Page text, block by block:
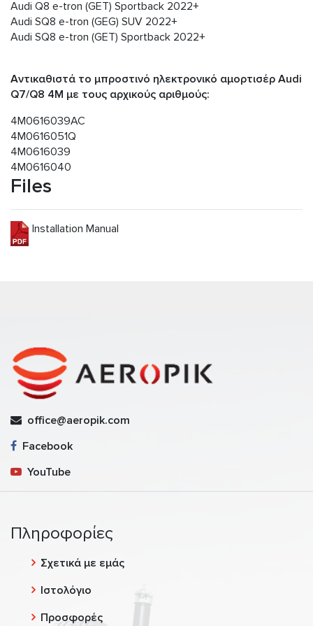
Audi Q8 e-tron (GET) Sportback 2022+
Audi SQ8 e-tron (GEG) SUV 2022+
Audi SQ8 e-tron (GET) Sportback 2022+
Αντικαθιστά το μπροστινό ηλεκτρονικό αμορτισέρ Audi
Q7/Q8 4M με τους αρχικούς αριθμούς:
4M0616039AC
4M0616051Q
4M0616039
4M0616040
Files
Installation Manual
office@aeropik.com
Facebook
YouTube
Πληροφορίες
Σχετικά με εμάς
Ιστολόγιο
Προσφορές